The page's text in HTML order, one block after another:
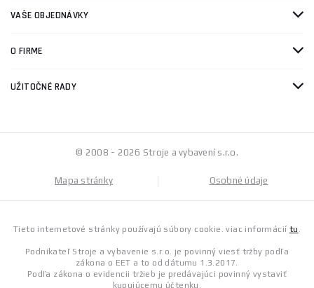
VAŠE OBJEDNÁVKY
O FIRME
UŽITOČNÉ RADY
© 2008 - 2026 Stroje a vybavení s.r.o.
Mapa stránky Osobné údaje
Tieto internetové stránky používajú súbory cookie. viac informácií tu .
Podnikateľ Stroje a vybavenie s.r.o. je povinný viesť tržby podľa
zákona o EET a to od dátumu 1.3.2017.
Podľa zákona o evidencii tržieb je predávajúci povinný vystaviť
kupujúcemu účtenku.